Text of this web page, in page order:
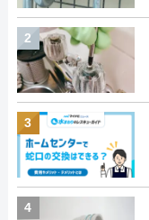
2
3
4